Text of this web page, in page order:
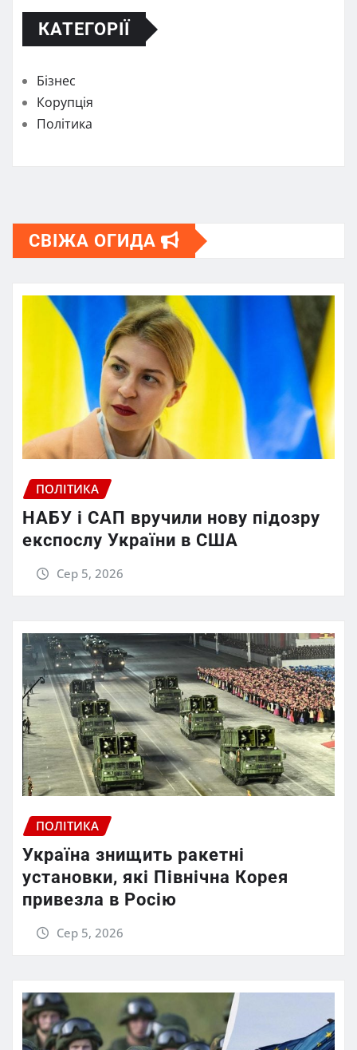
КАТЕГОРІЇ
Бізнес
Корупція
Політика
СВІЖА ОГИДА
ПОЛІТИКА
НАБУ і САП вручили нову підозру
експослу України в США
Сер 5, 2026
ПОЛІТИКА
Україна знищить ракетні
установки, які Північна Корея
привезла в Росію
Сер 5, 2026